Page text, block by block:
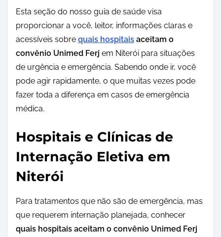
Esta seção do nosso guia de saúde visa
proporcionar a você, leitor, informações claras e
acessíveis sobre quais hospitais aceitam o
convênio Unimed Ferj em Niterói para situações
de urgência e emergência. Sabendo onde ir, você
pode agir rapidamente, o que muitas vezes pode
fazer toda a diferença em casos de emergência
médica.
Hospitais e Clínicas de
Internação Eletiva em
Niterói
Para tratamentos que não são de emergência, mas
que requerem internação planejada, conhecer
quais hospitais aceitam o convênio Unimed Ferj